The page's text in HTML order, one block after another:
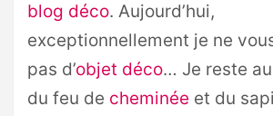
blog déco. Aujourd’hui,
exceptionnellement je ne
pas d’objet déco… Je reste
du feu de cheminée et du